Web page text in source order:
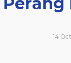
14